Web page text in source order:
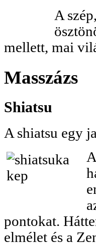
A
mellett, mai
Masszázs
Shiatsu
A shiatsu egy
pontokat.
elmélet és a